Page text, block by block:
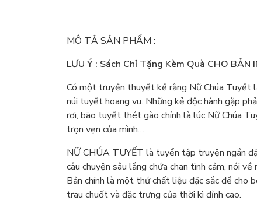
MÔ TẢ SẢN PHẨM :
LƯU Ý : Sách Chỉ Tặng Kèm Quà CHO BẢN
Có một truyền thuyết kể rằng Nữ Chúa Tuyết
núi tuyết hoang vu. Những kẻ độc hành gặp
rơi, bão tuyết thét gào chính là lúc Nữ Chúa
trọn vẹn của mình…
NỮ CHÚA TUYẾT là tuyển tập truyện ngắn
câu chuyện sâu lắng chứa chan tình cảm, nói
Bản chính là một thứ chất liệu đặc sắc để cho
trau chuốt và đặc trưng của thời kì đỉnh cao.